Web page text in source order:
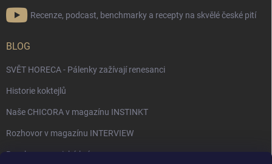
Recenze, podcast, benchmarky a recepty na skvělé české pití
BLOG
SVĚT HORECA - Pálenky zažívají renesanci
Historie koktejlů
Naše CHICORA v magazínu INSTINKT
Rozhovor v magazínu INTERVIEW
Bourbon, americká krása.